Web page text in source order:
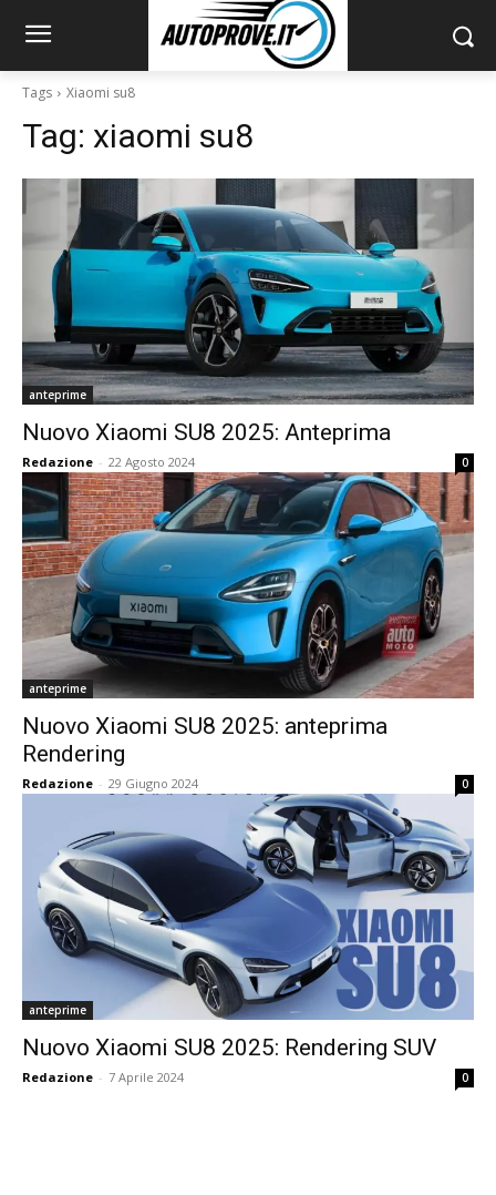
Tags Xiaomi su8
Tag: xiaomi su8
anteprime
Nuovo Xiaomi SU8 2025: Anteprima
Redazione - 22 Agosto 2024 0
anteprime
Nuovo Xiaomi SU8 2025: anteprima
Rendering
Redazione - 29 Giugno 2024 0
anteprime
Nuovo Xiaomi SU8 2025: Rendering SUV
Redazione - 7 Aprile 2024 0